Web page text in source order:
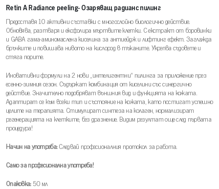
Retin A Radiance peeling- Озаряващ радианс пилинг
Предоставя 10 активни съставки с многослойно биологично действие.
Обновява, разтваря и ексфолира мъртвите клетки. С екстракт от боровинки
и GABA гама-аминомаслена киселина за антиейдж и лифтинг ефект. Заглажда
бръчките и повишава нивото на кислород в тъканите. Укрепва съдовете и
стяга порите.
Иновативни формули на 2 нови „интелигентни“ пилинга за приложение през
есенно-зимния сезон. Съдържат комбинация от киселини със синергично
действие. Значително подобряват външния вид и функцията на кожата.
Адаптират се към всеки тип и състояние на кожата, като постигат успешно
целите на терапията. Стимулират синтеза на колаген, нормализират
регенерацията на клетките, без дразнение. Bидим резултат още след първата
процедура!
Начин на употреба:Следвай професионалния протокол за работа.
Само за професионална употреба!
Опаковка:50 мл